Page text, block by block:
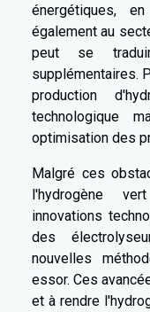
énergétiques,
également au
peut se
supplémentaires.
production
technologique
optimisation des
Malgré ces
l'hydrogène
innovations
des
nouvelles
essor. Ces
et à rendre